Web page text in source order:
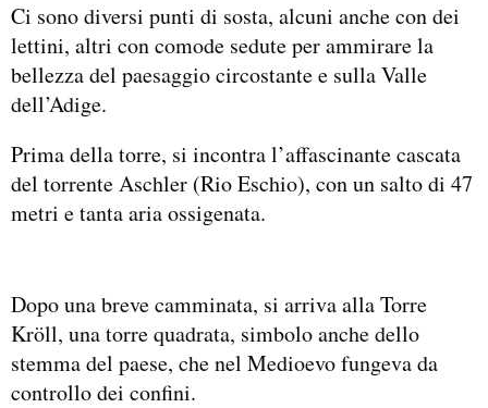
Ci sono diversi punti di sosta, alcuni anche con dei
lettini, altri con comode sedute per ammirare la
bellezza del paesaggio circostante e sulla Valle
dell’Adige.
Prima della torre, si incontra l’affascinante cascata
del torrente Aschler (Rio Eschio), con un salto di 47
metri e tanta aria ossigenata.
Dopo una breve camminata, si arriva alla Torre
Kröll, una torre quadrata, simbolo anche dello
stemma del paese, che nel Medioevo fungeva da
controllo dei confini.